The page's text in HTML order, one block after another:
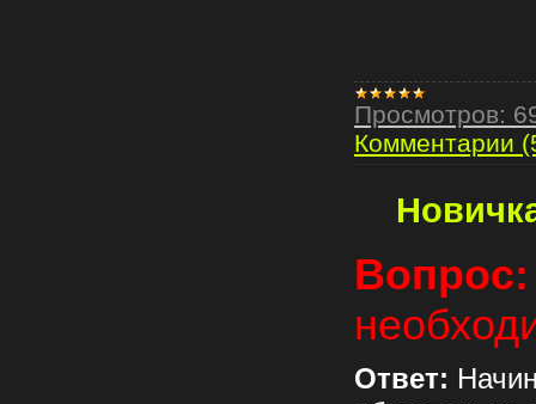
Просмотров:
Комментарии
Вопрос:
Ответ: